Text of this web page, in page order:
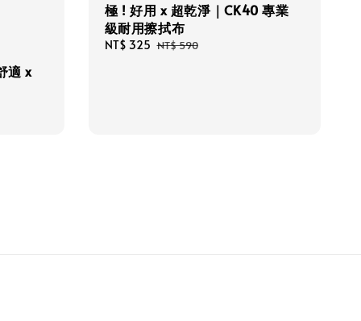
適 x
極 ! 好用 x 超乾淨｜CK40 專業
級耐用擦拭布
Sale
NT$ 325 Regular
NT$ 590